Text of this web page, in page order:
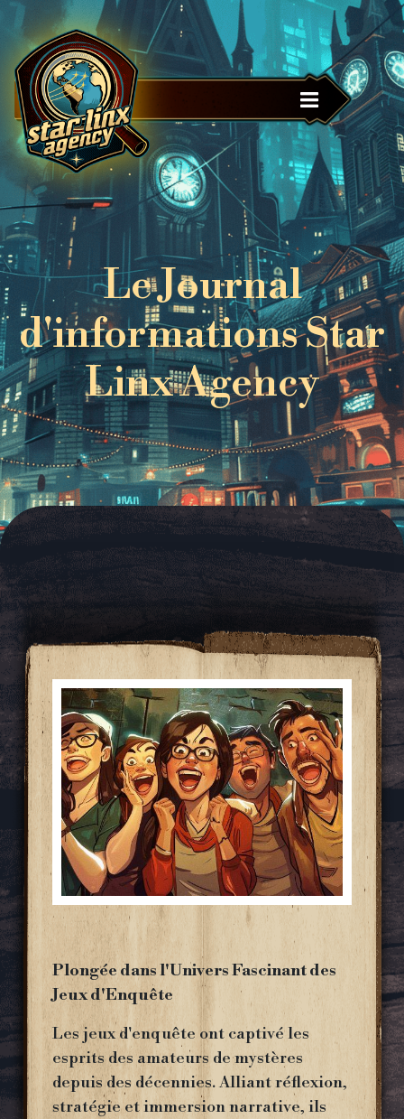
Panneau de gestion des cookies
Le Journal
d'informations Star
Linx Agency
Plongée dans l'Univers Fascinant des
Jeux d'Enquête
Les jeux d'enquête ont captivé les
esprits des amateurs de mystères
depuis des décennies. Alliant réflexion,
stratégie et immersion narrative, ils